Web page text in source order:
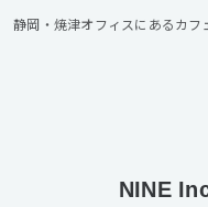
静岡・焼津オフィスにあるカフ
NINE